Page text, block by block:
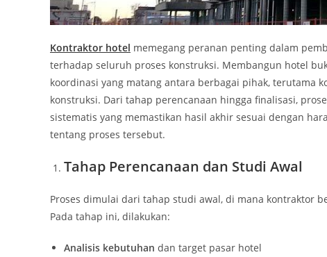
Kontraktor hotel memegang peranan penting dalam
terhadap seluruh proses konstruksi. Membangun hotel
koordinasi yang matang antara berbagai pihak, terutama
konstruksi. Dari tahap perencanaan hingga finalisasi,
sistematis yang memastikan hasil akhir sesuai dengan
tentang proses tersebut.
Tahap Perencanaan dan Studi Awal
Proses dimulai dari tahap studi awal, di mana kontraktor
Pada tahap ini, dilakukan:
Analisis kebutuhan dan target pasar hotel